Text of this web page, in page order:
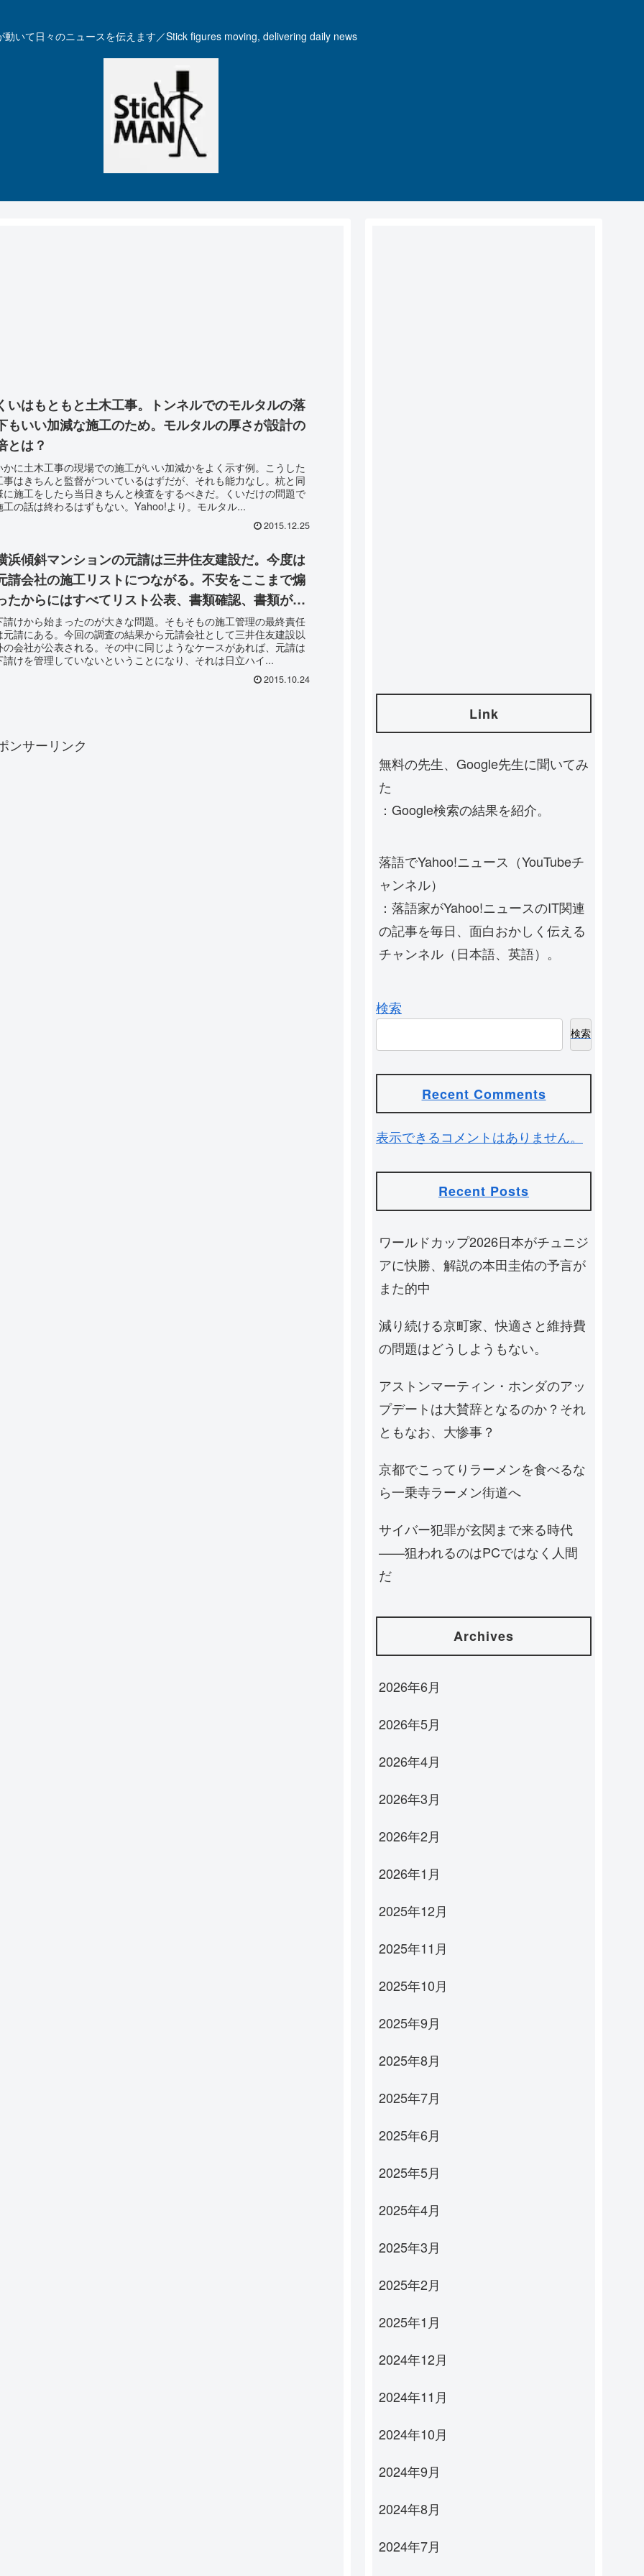
動いて日々のニュースを伝えます／Stick figures moving, delivering daily news
いはもともと土木工事。トンネルでのモルタルの落
もいい加減な施工のため。モルタルの厚さが設計の
とは？
かに土木工事の現場での施工がいい加減かをよく示す例。こうした
事はきちんと監督がついているはずだが、それも能力なし。杭と同
に施工をしたら当日きちんと検査をするべきだ。くいだけの問題で
工の話は終わるはずもない。Yahoo!より。モルタル...
2015.12.25
浜傾斜マンションの元請は三井住友建設だ。今度は
請会社の施工リストにつながる。不安をここまで煽
たからにはすべてリスト公表、書類確認、書類がな
れば建て替えだろう。
請けから始まったのが大きな問題。そもそもの施工管理の最終責任
元請にある。今回の調査の結果から元請会社として三井住友建設以
の会社が公表される。その中に同じようなケースがあれば、元請は
請けを管理していないということになり、それは日立ハイ...
2015.10.24
ンサーリンク
Link
無料の先生、Google先生に聞いてみ
た
：Google検索の結果を紹介。
落語でYahoo!ニュース（YouTubeチ
ャンネル）
：落語家がYahoo!ニュースのIT関連
の記事を毎日、面白おかしく伝える
チャンネル（日本語、英語）。
検索
検索
Recent Comments
表示できるコメントはありません。
Recent Posts
ワールドカップ2026日本がチュニジ
アに快勝、解説の本田圭佑の予言が
また的中
減り続ける京町家、快適さと維持費
の問題はどうしようもない。
アストンマーティン・ホンダのアッ
プデートは大賛辞となるのか？それ
ともなお、大惨事？
京都でこってりラーメンを食べるな
ら一乗寺ラーメン街道へ
サイバー犯罪が玄関まで来る時代
——狙われるのはPCではなく人間
だ
Archives
2026年6月
2026年5月
2026年4月
2026年3月
2026年2月
2026年1月
2025年12月
2025年11月
2025年10月
2025年9月
2025年8月
2025年7月
2025年6月
2025年5月
2025年4月
2025年3月
2025年2月
2025年1月
2024年12月
2024年11月
2024年10月
2024年9月
2024年8月
2024年7月